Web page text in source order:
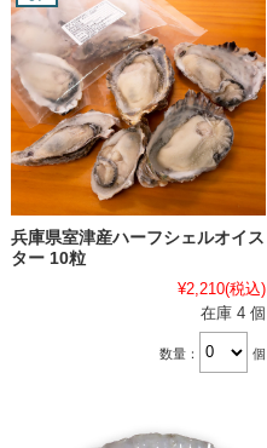
兵庫県室津産ハーフシェルオイス
ター 10粒
¥2,210(税込)
在庫 4 個
数量： 個